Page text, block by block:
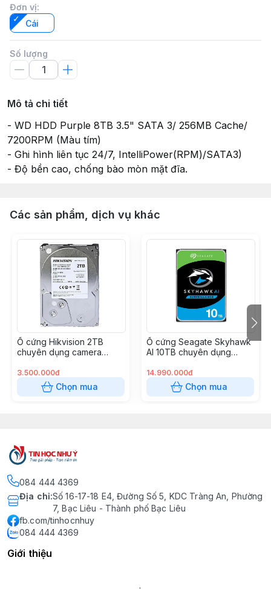
Đơn vị:
Cái
Số lượng
Mô tả chi tiết
- WD HDD Purple 8TB 3.5" SATA 3/ 256MB Cache/
7200RPM (Màu tím)
- Ghi hình liên tục 24/7, IntelliPower(RPM)/SATA3)
- Độ bền cao, chống bào mòn mặt đĩa.
Các sản phẩm, dịch vụ khác
Ổ cứng Hikvision 2TB
chuyên dụng camera
3.500.000đ
Chọn mua
Ổ cứng Seagate Skyhawk
AI 10TB chuyên dụng
14.990.000đ
Chọn mua
084 444 4369
Địa chỉ:Số 16-17-18 E4, Đường Số 5, KDC Tràng An, Phường
7, Bạc Liêu - Thành phố Bạc Liêu
fb.com/tinhocnhuy
084 444 4369
Giới thiệu